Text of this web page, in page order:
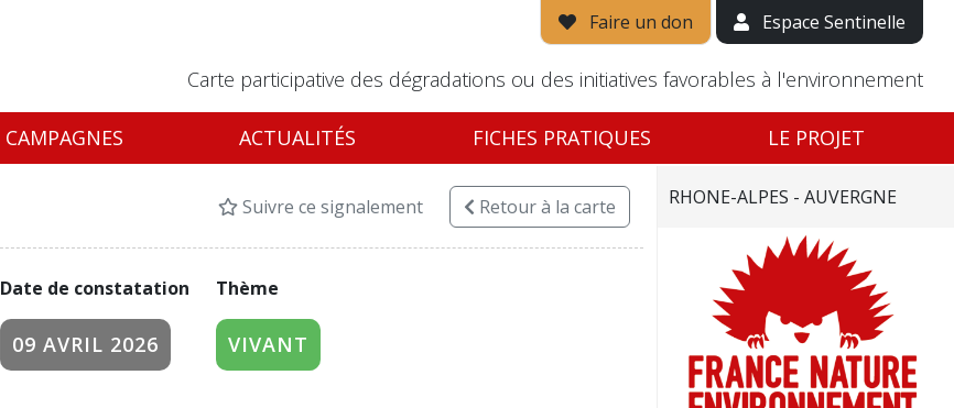
Faire un don Espace Sentinelle
Carte participative des dégradations ou des initiatives favorables à l'environnement
CAMPAGNES ACTUALITÉS FICHES PRATIQUES LE PROJET
Suivre ce signalement Retourà la carte
Date de constatation
09 AVRIL 2026
Thème
VIVANT
RHONE-ALPES - AUVERGNE